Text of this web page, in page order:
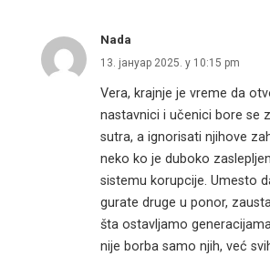
Nada
13. јануар 2025. у 10:15 pm
Vera, krajnje je vreme da
nastavnici i učenici bore se
sutra, a ignorisati njihove
neko ko je duboko
sistemu korupcije. Umesto
gurate druge u ponor,
šta ostavljamo
nije borba samo njih, već